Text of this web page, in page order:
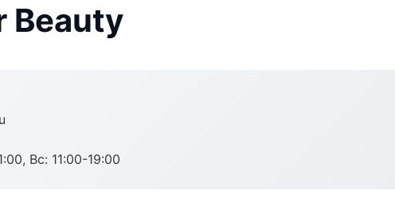
Beauty
Вс: 11:00-19:00